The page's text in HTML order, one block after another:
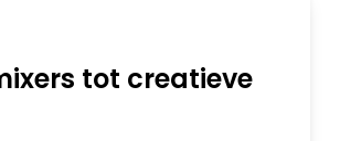
tot creatieve